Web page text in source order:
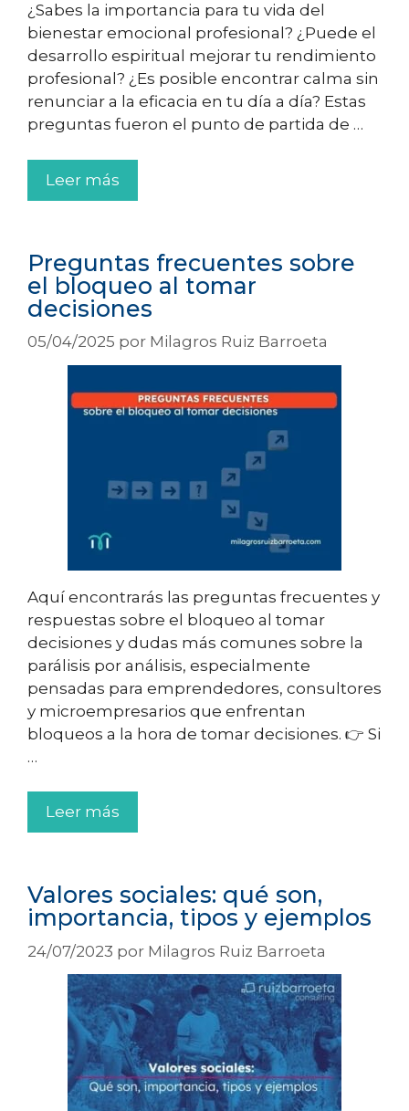
¿Sabes la importancia para tu vida del
bienestar emocional profesional? ¿Puede el
desarrollo espiritual mejorar tu rendimiento
profesional? ¿Es posible encontrar calma sin
renunciar a la eficacia en tu día a día? Estas
preguntas fueron el punto de partida de …
Leer más
Preguntas frecuentes sobre
el bloqueo al tomar
decisiones
05/04/2025 por Milagros Ruiz Barroeta
Aquí encontrarás las preguntas frecuentes y
respuestas sobre el bloqueo al tomar
decisiones y dudas más comunes sobre la
parálisis por análisis, especialmente
pensadas para emprendedores, consultores
y microempresarios que enfrentan
bloqueos a la hora de tomar decisiones. 👉 Si
…
Leer más
Valores sociales: qué son,
importancia, tipos y ejemplos
24/07/2023 por Milagros Ruiz Barroeta